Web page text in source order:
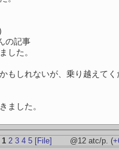
の記事
した。
もしれないが、乗り越えて
ました。
1 2 3 4 5 [File] @12 atc/p. (